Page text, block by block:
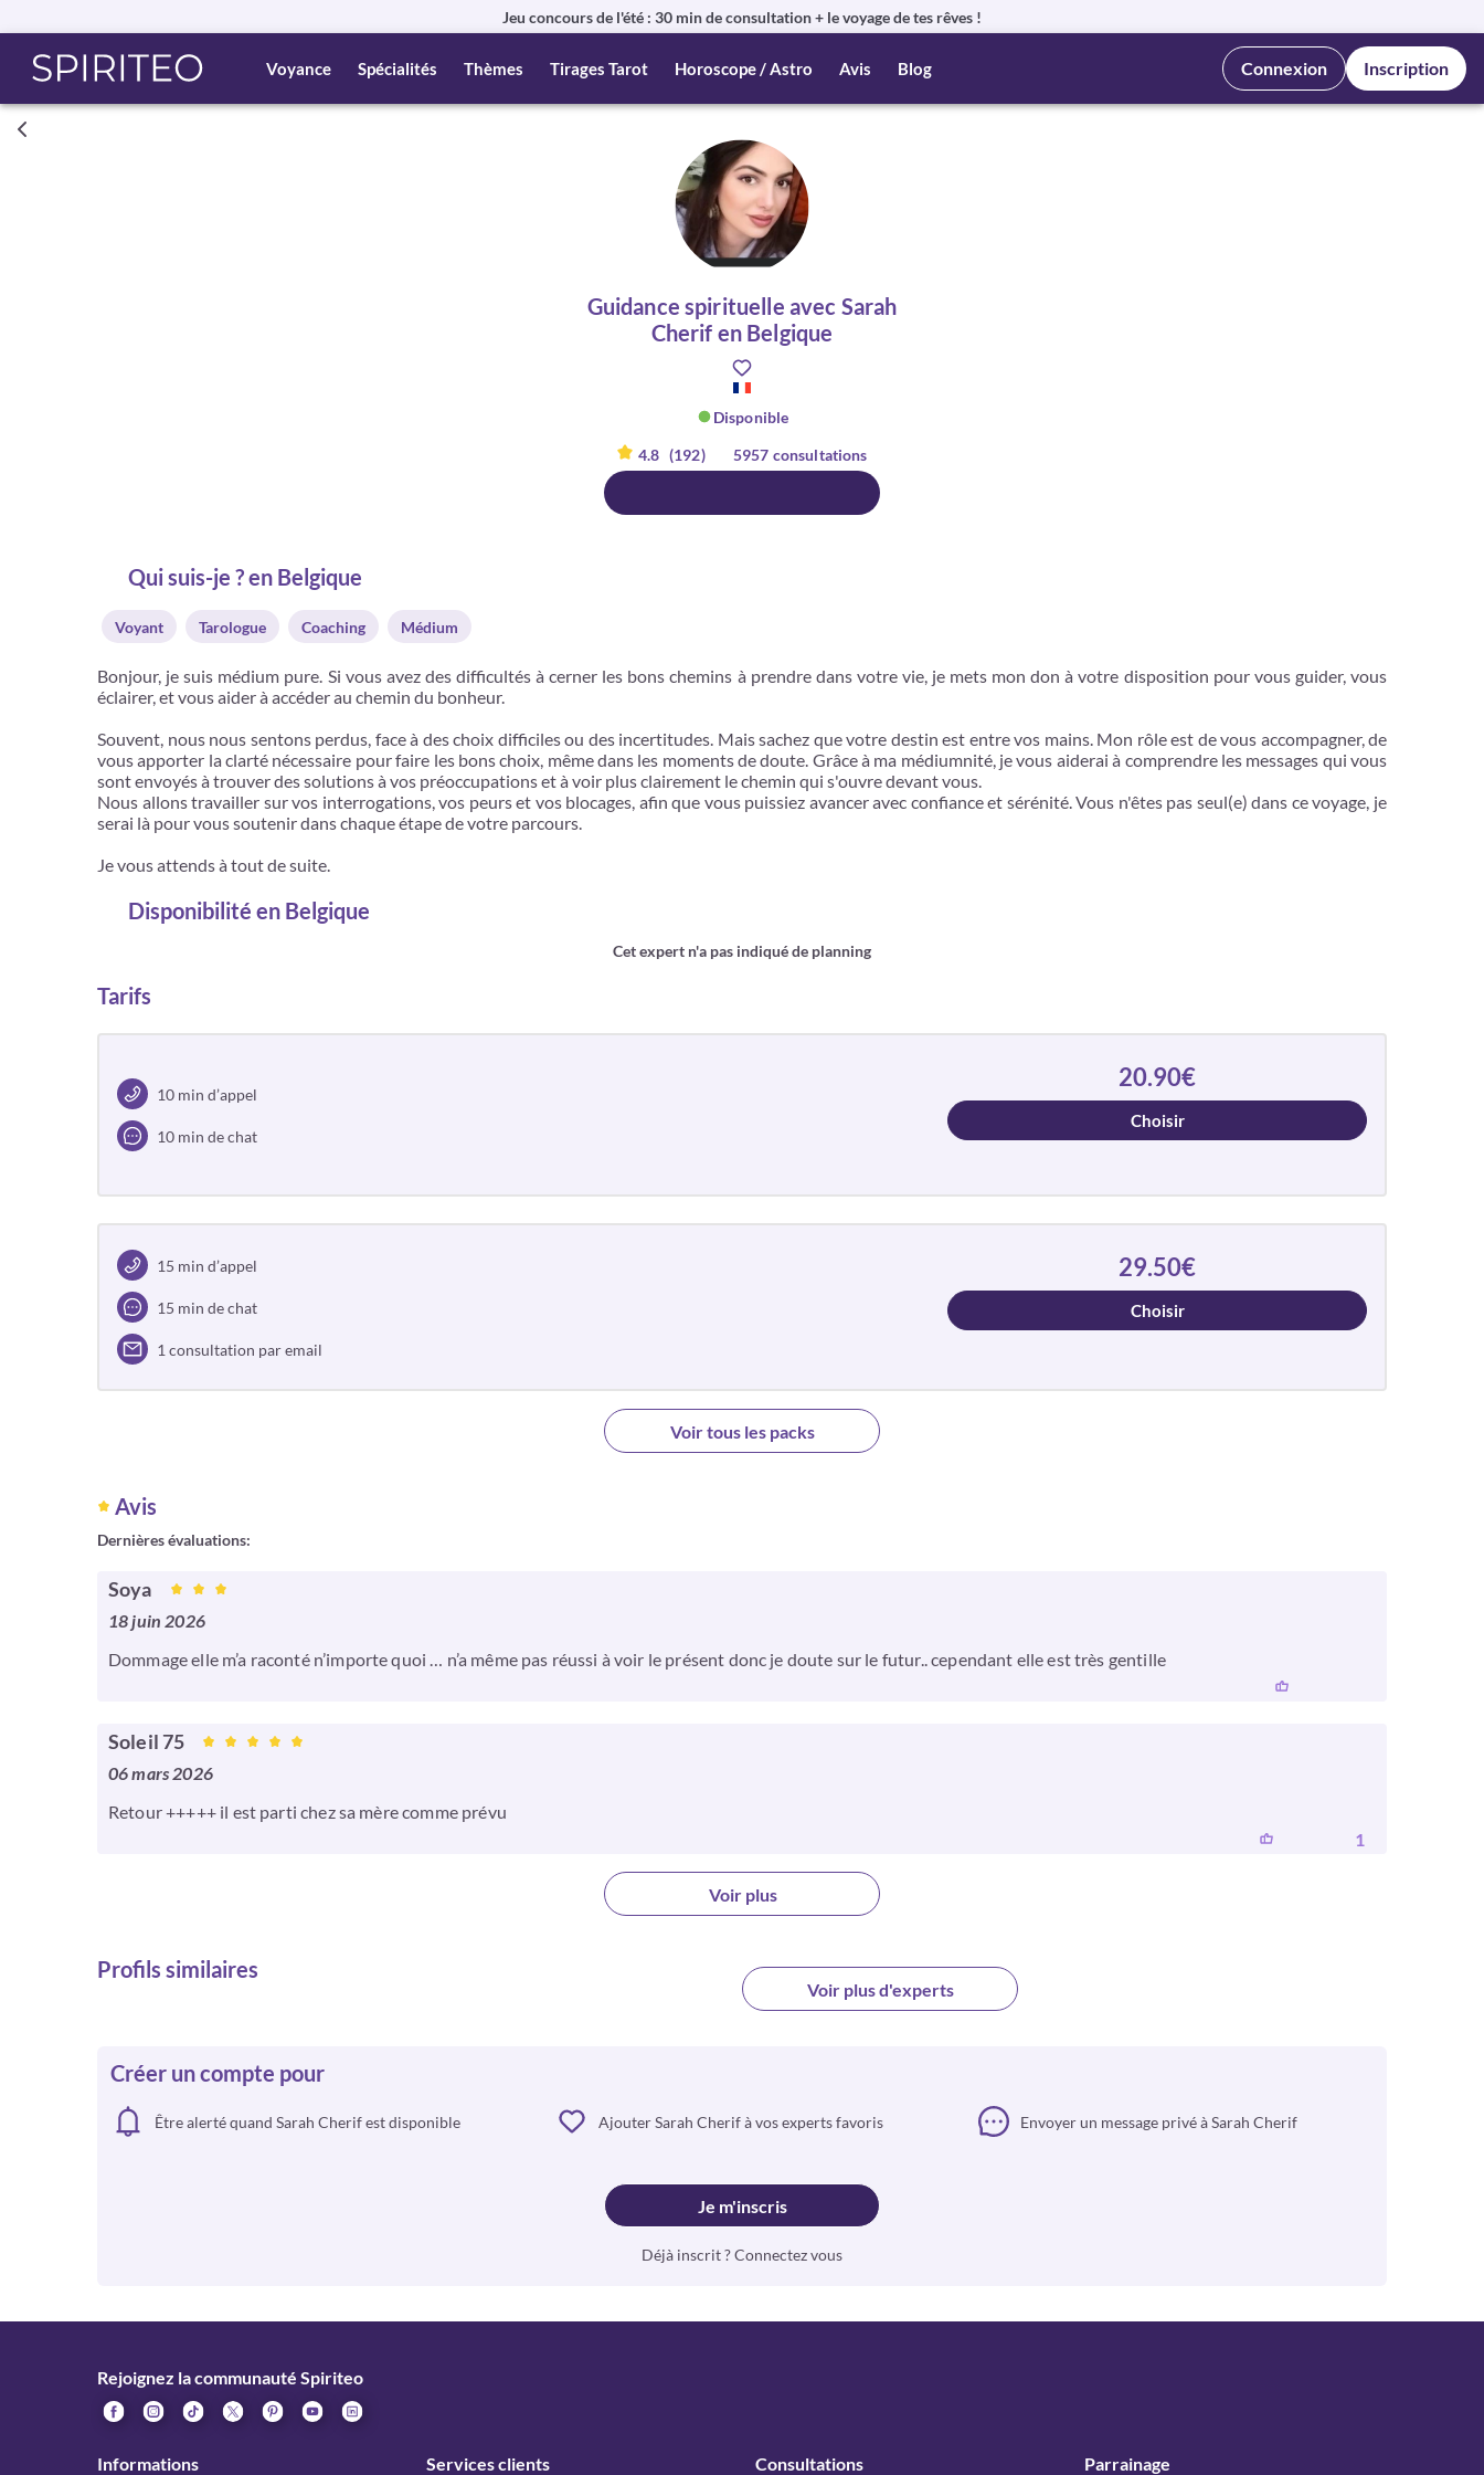
Jeu concours de l'été : 30 min de consultation + le voyage de tes rêves !
Voyance Spécialités Thèmes Tirages Tarot Horoscope / Astro Avis Blog Connexion Inscription
Guidance spirituelle avec Sarah
Cherif en Belgique
Disponible
4.8 (192) 5957 consultations
Qui suis-je ? en Belgique
Voyant Tarologue Coaching Médium
Bonjour, je suis médium pure. Si vous avez des difficultés à cerner les bons chemins à prendre dans votre vie, je mets mon don à votre disposition pour vous guider, vous
éclairer, et vous aider à accéder au chemin du bonheur.
Souvent, nous nous sentons perdus, face à des choix difficiles ou des incertitudes. Mais sachez que votre destin est entre vos mains. Mon rôle est de vous accompagner, de
vous apporter la clarté nécessaire pour faire les bons choix, même dans les moments de doute. Grâce à ma médiumnité, je vous aiderai à comprendre les messages qui vous
sont envoyés à trouver des solutions à vos préoccupations et à voir plus clairement le chemin qui s'ouvre devant vous.
Nous allons travailler sur vos interrogations, vos peurs et vos blocages, afin que vous puissiez avancer avec confiance et sérénité. Vous n'êtes pas seul(e) dans ce voyage, je
serai là pour vous soutenir dans chaque étape de votre parcours.
Je vous attends à tout de suite.
Disponibilité en Belgique
Cet expert n'a pas indiqué de planning
Tarifs
10 min d’appel
10 min de chat
20.90€
Choisir
15 min d’appel
15 min de chat
1 consultation par email
29.50€
Choisir
Voir tous les packs
Avis
Dernières évaluations:
Soya
18 juin 2026
Dommage elle m’a raconté n’importe quoi … n’a même pas réussi à voir le présent donc je doute sur le futur.. cependant elle est très gentille
Soleil 75
06 mars 2026
Retour +++++ il est parti chez sa mère comme prévu
1
Voir plus
Profils similaires
Voir plus d'experts
Créer un compte pour
Être alerté quand Sarah Cherif est disponible Ajouter Sarah Cherif à vos experts favoris Envoyer un message privé à Sarah Cherif
Je m'inscris
Déjà inscrit ? Connectez vous
Rejoignez la communauté Spiriteo
Informations Services clients Consultations Parrainage